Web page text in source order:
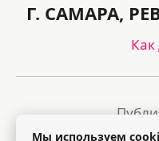
Г. САМАРА,
Как
Мы используем